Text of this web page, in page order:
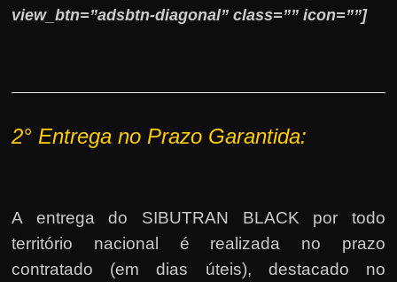
view_btn=”adsbtn-diagonal” class=”” icon=””]
2° Entrega no Prazo Garantida:
A entrega do SIBUTRAN BLACK por todo
território nacional é realizada no prazo
contratado (em dias úteis), destacado no